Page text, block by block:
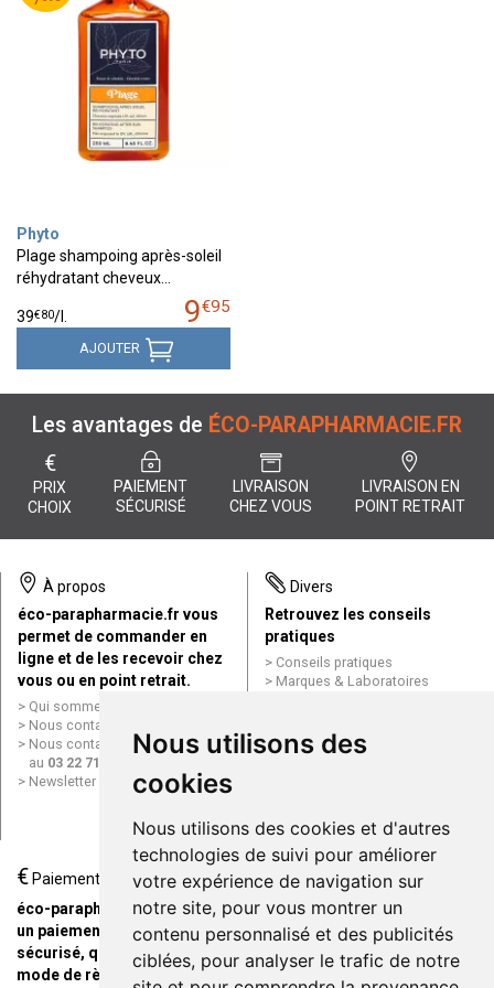
Nous utilisons des
cookies
Nous utilisons des cookies et d'autres
technologies de suivi pour améliorer
votre expérience de navigation sur
notre site, pour vous montrer un
contenu personnalisé et des publicités
ciblées, pour analyser le trafic de notre
Phyto
Plage shampoing après-soleil
réhydratant cheveux…
9€95
39€80/
AJOUTER
Les avantages de ÉCO-PARAPHARMACIE.FR
€
PRIX
CHOIX
PAIEMENT
SÉCURISÉ
LIVRAISON
CHEZ VOUS
LIVRAISON EN
POINT RETRAIT
À propos
éco-parapharmacie.fr vous
permet de commander en
ligne et de les recevoir chez
vous ou en point retrait.
Qui sommes nous ?
Nous contacter par e-mail
Nous contacter par téléphone
au 03 22 71 64 10
Newsletter
Divers
Retrouvez les conseils
pratiques
Conseils pratiques
Marques & Laboratoires
Mentions légales
Données personnelles
ligne
€ Paiement
éco-parapharmacie.fr offre
un paiement entièrement
sécurisé, quel que soit le
mode de règlement
Livraison / Point retrait
Commandez en ligne et
recevez votre commande
rapidement chez vous ou en
point retrait